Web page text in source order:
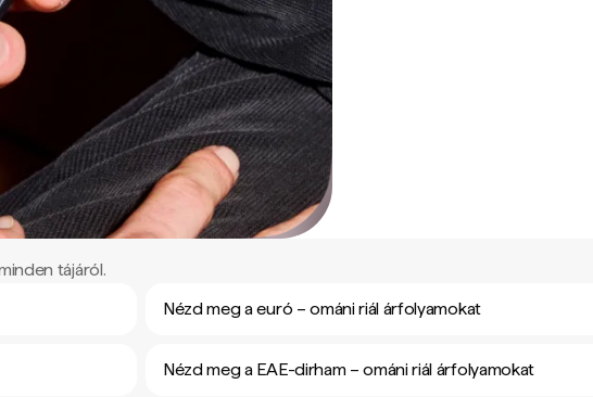
tájáról.
Nézd meg a euró – ománi riál árfolyamokat
Nézd meg a EAE-dirham – ománi riál árfolyamokat